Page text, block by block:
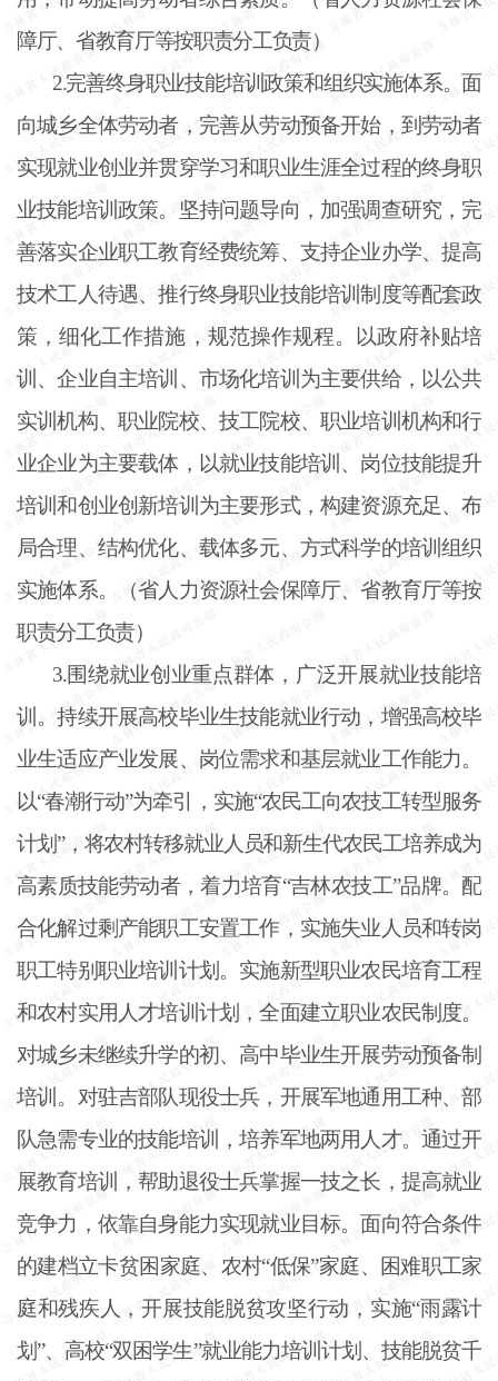
障厅、省教育厅等按职责分工负责）
2.完善终身职业技能培训政策和组织实施体系。面
向城乡全体劳动者，完善从劳动预备开始，到劳动者
实现就业创业并贯穿学习和职业生涯全过程的终身职
业技能培训政策。坚持问题导向，加强调查研究，完
善落实企业职工教育经费统筹、支持企业办学、提高
技术工人待遇、推行终身职业技能培训制度等配套政
策，细化工作措施，规范操作规程。以政府补贴培
训、企业自主培训、市场化培训为主要供给，以公共
实训机构、职业院校、技工院校、职业培训机构和行
业企业为主要载体，以就业技能培训、岗位技能提升
培训和创业创新培训为主要形式，构建资源充足、布
局合理、结构优化、载体多元、方式科学的培训组织
实施体系。（省人力资源社会保障厅、省教育厅等按
职责分工负责）
3.围绕就业创业重点群体，广泛开展就业技能培
训。持续开展高校毕业生技能就业行动，增强高校毕
业生适应产业发展、岗位需求和基层就业工作能力。
以“春潮行动”为牵引，实施“农民工向农技工转型服务
计划”，将农村转移就业人员和新生代农民工培养成为
高素质技能劳动者，着力培育“吉林农技工”品牌。配
合化解过剩产能职工安置工作，实施失业人员和转岗
职工特别职业培训计划。实施新型职业农民培育工程
和农村实用人才培训计划，全面建立职业农民制度。
对城乡未继续升学的初、高中毕业生开展劳动预备制
培训。对驻吉部队现役士兵，开展军地通用工种、部
队急需专业的技能培训，培养军地两用人才。通过开
展教育培训，帮助退役士兵掌握一技之长，提高就业
竞争力，依靠自身能力实现就业目标。面向符合条件
的建档立卡贫困家庭、农村“低保”家庭、困难职工家
庭和残疾人，开展技能脱贫攻坚行动，实施“雨露计
划”、高校“双困学生”就业能力培训计划、技能脱贫千